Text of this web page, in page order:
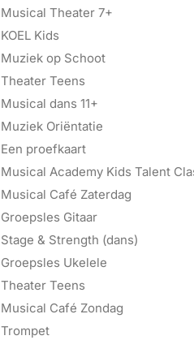
Musical Theater 7+
KOEL Kids
Muziek op Schoot
Theater Teens
Musical dans 11+
Muziek Oriëntatie
Een proefkaart
Musical Academy Kids Talent
Musical Café Zaterdag
Groepsles Gitaar
Stage & Strength (dans)
Groepsles Ukelele
Theater Teens
Musical Café Zondag
Trompet